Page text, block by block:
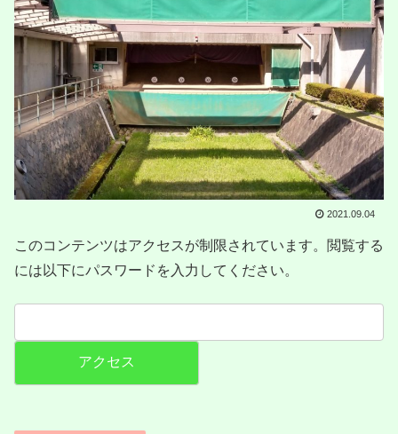
2021.09.04
このコンテンツはアクセスが制限されています。閲覧する
には以下にパスワードを入力してください。